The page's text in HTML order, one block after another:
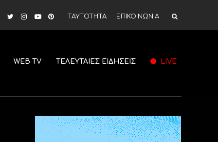
ΤΑΥΤΟΤΗΤΑ ΕΠΙΚΟΙΝΩΝΙΑ
WEB TV ΤΕΛΕΥΤΑΙΕΣ ΕΙΔΗΣΕΙΣ LIVE